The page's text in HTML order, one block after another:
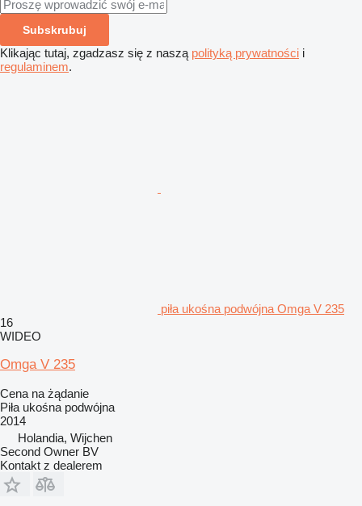
Subskrubuj
Klikając tutaj, zgadzasz się z naszą polityką prywatności i
regulaminem.
piła ukośna podwójna Omga V 235
16
WIDEO
Omga V 235
Cena na żądanie
Piła ukośna podwójna
2014
Holandia, Wijchen
Second Owner BV
Kontakt z dealerem